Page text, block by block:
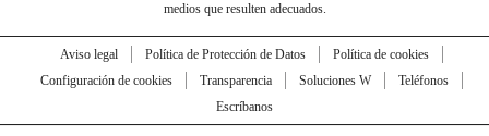
medios que resulten adecuados.
Aviso legal Política de Protección de Datos
Política de cookies
Configuración de cookies
Transparencia Soluciones W
Teléfonos
Escríbanos